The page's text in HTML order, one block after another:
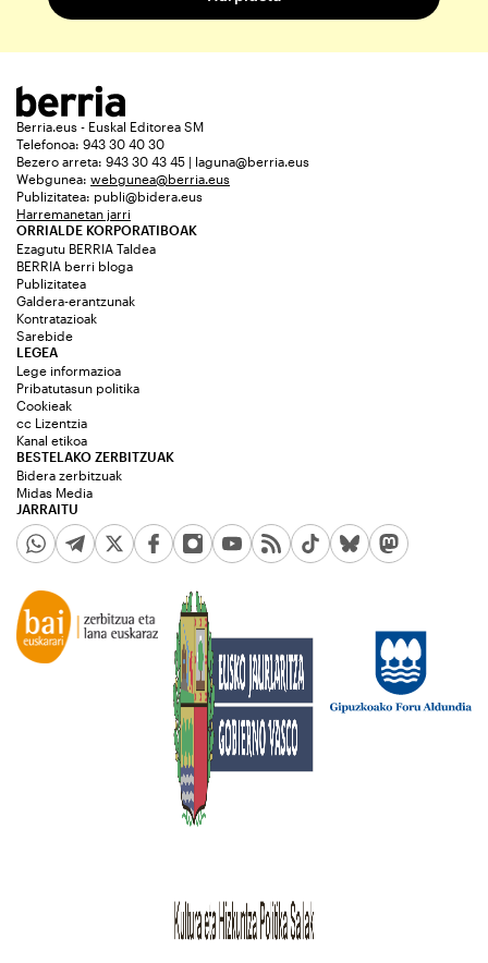
Berria.eus - Euskal Editorea SM
Telefonoa: 943 30 40 30
Bezero arreta: 943 30 43 45 | laguna@berria.eus
Webgunea: webgunea@berria.eus
Publizitatea: publi@bidera.eus
Harremanetan jarri
ORRIALDE KORPORATIBOAK
Ezagutu BERRIA Taldea
BERRIA berri bloga
Publizitatea
Galdera-erantzunak
Kontratazioak
Sarebide
JARRAITU
LEGEA
Lege informazioa
Pribatutasun politika
Cookieak
cc Lizentzia
Kanal etikoa
BESTELAKO ZERBITZUAK
Bidera zerbitzuak
Midas Media